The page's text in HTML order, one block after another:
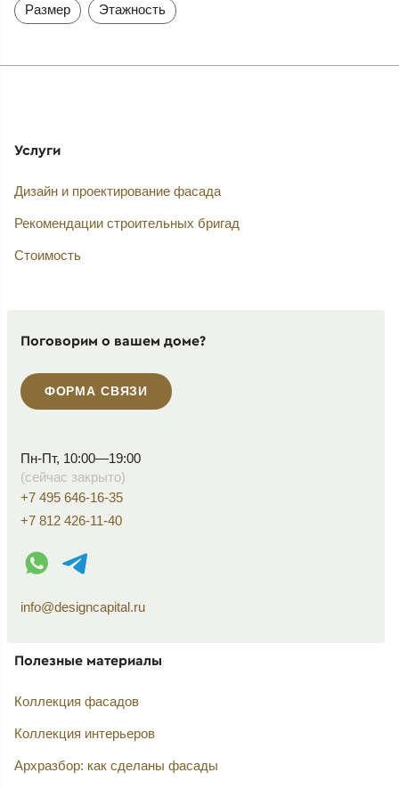
Размер Этажность
Услуги
Дизайн и проектирование фасада
Рекомендации строительных бригад
Стоимость
Поговорим о вашем доме?
ФОРМА СВЯЗИ
Пн-Пт, 10:00—19:00
(сейчас закрыто)
+7 495 646-16-35
+7 812 426-11-40
WhatsApp контакт
Telegram контакт
info@designcapital.ru
Полезные материалы
Коллекция фасадов
Коллекция интерьеров
Архразбор: как сделаны фасады